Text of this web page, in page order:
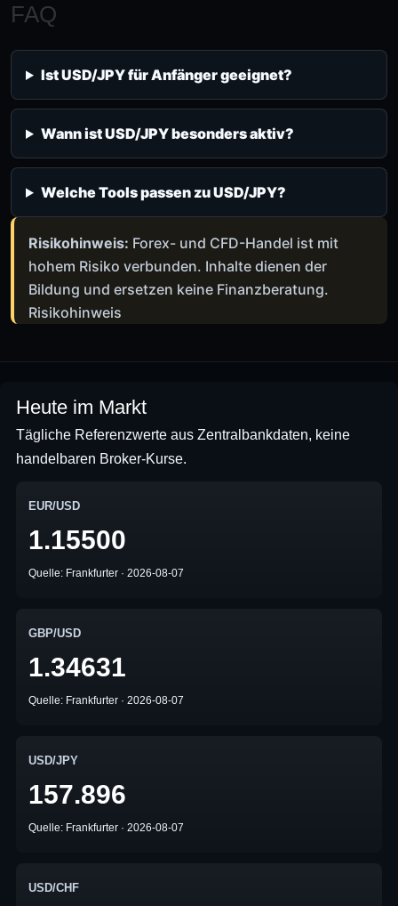
FAQ
Ist USD/JPY für Anfänger geeignet?
Wann ist USD/JPY besonders aktiv?
Welche Tools passen zu USD/JPY?
Risikohinweis: Forex- und CFD-Handel ist mit
hohem Risiko verbunden. Inhalte dienen der
Bildung und ersetzen keine Finanzberatung.
Risikohinweis
Heute im Markt
Tägliche Referenzwerte aus Zentralbankdaten, keine
handelbaren Broker-Kurse.
EUR/USD
1.15500
Quelle: Frankfurter · 2026-08-07
GBP/USD
1.34631
Quelle: Frankfurter · 2026-08-07
USD/JPY
157.896
Quelle: Frankfurter · 2026-08-07
USD/CHF